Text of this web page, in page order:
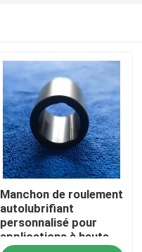
Manchon de roulement
autolubrifiant
personnalisé pour
applications à haute